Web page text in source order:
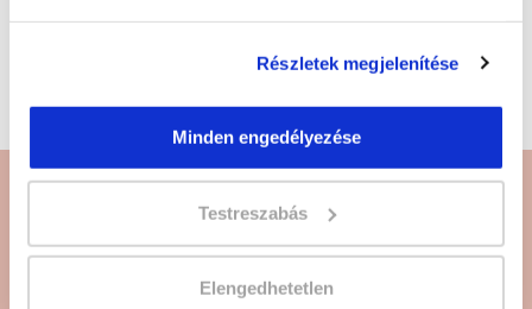
Részletek megjelenítése
Minden engedélyezése
Testreszabás
Elengedhetetlen
Pedikűr, lábápoló OKJ-s tanfolyam képzésünket
Alfa Kapos Képző Központ Kft. partnerünk
Csatlakozz a közzöségünkhöz: